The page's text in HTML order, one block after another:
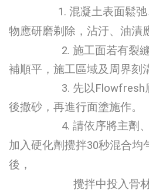
1. 混凝土表面鬆
物應研磨剃除，沾汙、油漬
2. 施工面若有裂縫或
補順平，施工區域及周界刻
3. 先以Flowfresh底
後撒砂，再進行面塗施作。
4. 請依序將主劑、色
加入硬化劑攪拌30秒混合均
後，
攪拌中投入骨材C、